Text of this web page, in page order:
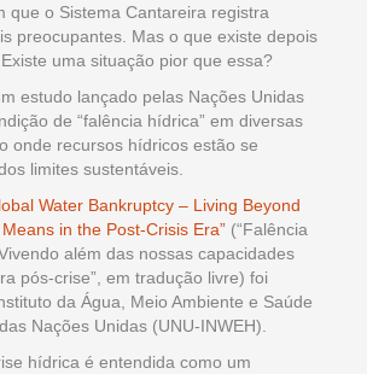
que o Sistema Cantareira registra
preocupantes. Mas o que existe depois
uma situação pior que essa?
estudo lançado pelas Nações Unidas
de “falência hídrica” em diversas
onde recursos hídricos estão se
limites sustentáveis.
Water Bankruptcy – Living Beyond
in the Post-Crisis Era” (“Falência
além das nossas capacidades
pós-crise”, em tradução livre) foi
da Água, Meio Ambiente e Saúde
Nações Unidas (UNU-INWEH).
hídrica é entendida como um